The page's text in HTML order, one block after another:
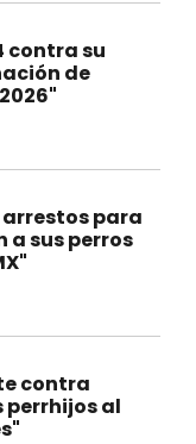
contra su
de
para
a sus perros
contra
perrhijos al